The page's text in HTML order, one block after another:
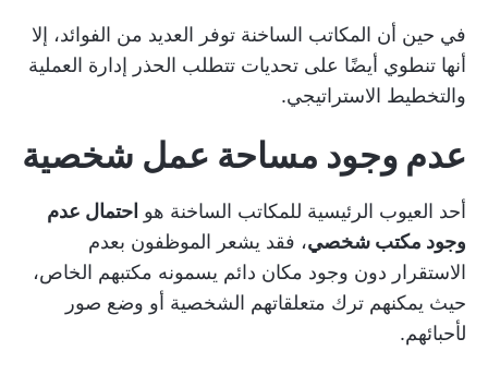
في حين أن المكاتب الساخنة توفر العديد من الفوائد، إلا
أنها تنطوي أيضًا على تحديات تتطلب الحذر إدارة العملية
والتخطيط الاستراتيجي.
عدم وجود مساحة عمل شخصية
أحد العيوب الرئيسية للمكاتب الساخنة هو احتمال عدم
وجود مكتب شخصي، فقد يشعر الموظفون بعدم
الاستقرار دون وجود مكان دائم يسمونه مكتبهم الخاص،
حيث يمكنهم ترك متعلقاتهم الشخصية أو وضع صور
لأحبائهم.